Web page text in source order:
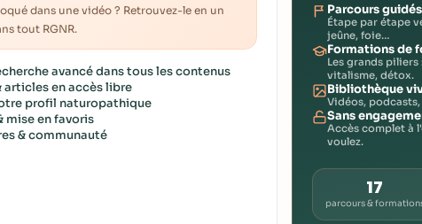
dans une vidéo ? Retrouvez-le en un
tout RGNR.
avancé dans tous les contenus
articles en accès libre
profil naturopathique
mise en favoris
& communauté
Parcours guidés
Étape par étape
jeûne, foie…
Formations de
Les grands
vitalisme, détox.
Bibliothèque
Vidéos,
Sans
Accès complet à
voulez.
17
parcours &